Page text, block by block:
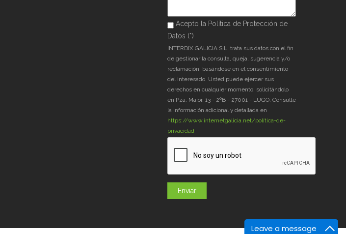
Leave a message
Acepto la Política de Protección de
Datos (*)
Acepto la Política de Protección de
Datos (*)
INTERDIX GALICIA S.L. trata sus datos con el fin
de gestionar la consulta, queja, sugerencia y/o
reclamación, basándose en el consentimiento
del interesado. Usted puede ejercer sus
derechos en cualquier momento, solicitándolo
en Pza. Maior, 13 - 2ºB - 27001 - LUGO. Consulte
la información adicional y detallada en
https://www.internetgalicia.net/política-de-
privacidad